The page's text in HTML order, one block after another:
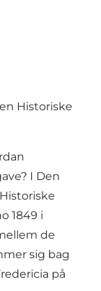
Historiske
I Den
1849 i
de
sig bag
på